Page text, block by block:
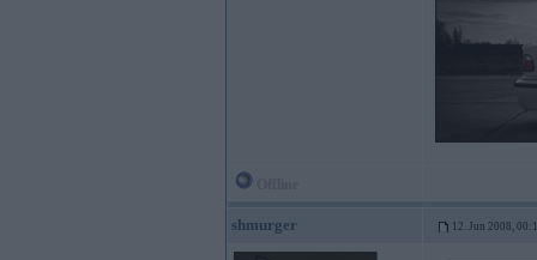
shmurger 12. Jun 2008,